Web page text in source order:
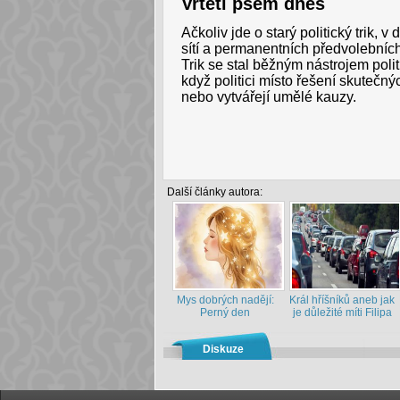
Ačkoliv jde o starý politický trik, v
sítí a permanentních
Trik se stal běžným nástrojem
když politici místo řešení
nebo vytvářejí umělé kauzy.
Další články autora:
Mys dobrých nadějí:
Perný den
Král hříšníků aneb jak
je důležité míti Filipa
Diskuze